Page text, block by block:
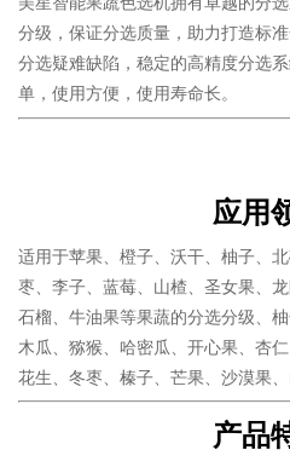
分级，保证分选质量，助力打造标
分选疑难缺陷，稳定的高精度分选
单，使用方便，使用寿命长。
应用
适用于苹果、橙子、沃干、柚子、
枣、李子、蓝莓、山楂、圣女果、
石榴、牛油果等果蔬的分选分级、
木瓜、猕猴、哈密瓜、开心果、杏
花生、冬枣、榛子、芒果、沙漠果、
产品